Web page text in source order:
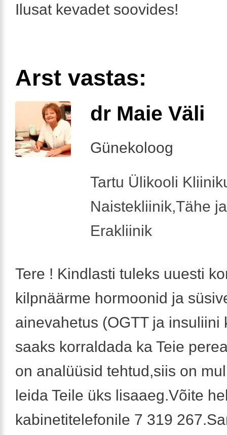
Ilusat kevadet soovides!
Arst vastas:
dr Maie Väli
Günekoloog
Tartu Ülikooli
Naistekliinik,Tähe
Erakliinik
Tere ! Kindlasti tuleks uuesti
kilpnäärme hormoonid ja
ainevahetus (OGTT ja insuliini
saaks korraldada ka Teie
on analüüsid tehtud,siis on
leida Teile üks lisaaeg.Võite
kabinetitelefonile 7 319